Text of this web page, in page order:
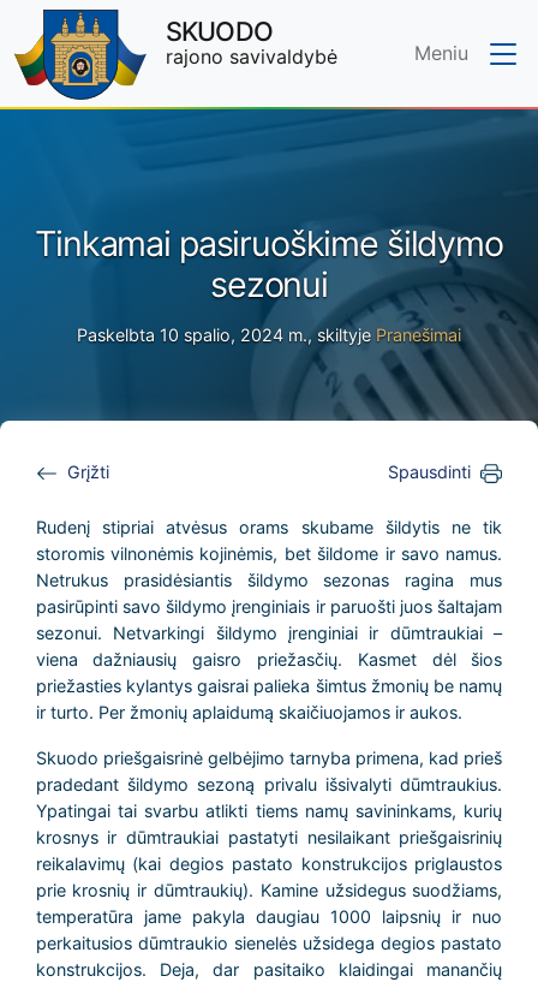
Skip to main content
SKUODO
rajono savivaldybė Meniu
Tinkamai pasiruoškime šildymo
sezonui
Paskelbta 10 spalio, 2024 m., skiltyje Pranešimai
Grįžti Spausdinti
Rudenį stipriai atvėsus orams skubame šildytis ne tik
storomis vilnonėmis kojinėmis, bet šildome ir savo namus.
Netrukus prasidėsiantis šildymo sezonas ragina mus
pasirūpinti savo šildymo įrenginiais ir paruošti juos šaltajam
sezonui. Netvarkingi šildymo įrenginiai ir dūmtraukiai –
viena dažniausių gaisro priežasčių. Kasmet dėl šios
priežasties kylantys gaisrai palieka šimtus žmonių be namų
ir turto. Per žmonių aplaidumą skaičiuojamos ir aukos.
Skuodo priešgaisrinė gelbėjimo tarnyba primena, kad prieš
pradedant šildymo sezoną privalu išsivalyti dūmtraukius.
Ypatingai tai svarbu atlikti tiems namų savininkams, kurių
krosnys ir dūmtraukiai pastatyti nesilaikant priešgaisrinių
reikalavimų (kai degios pastato konstrukcijos priglaustos
prie krosnių ir dūmtraukių). Kamine užsidegus suodžiams,
temperatūra jame pakyla daugiau 1000 laipsnių ir nuo
perkaitusios dūmtraukio sienelės užsidega degios pastato
konstrukcijos. Deja, dar pasitaiko klaidingai manančių